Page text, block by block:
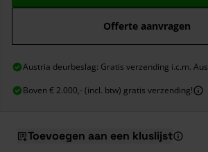
Offerte aanvragen
Austria deurbeslag: Gratis verzending i.c.m.
Boven € 2.000,- (incl. btw) gratis verzending!
Toevoegen aan een kluslijst